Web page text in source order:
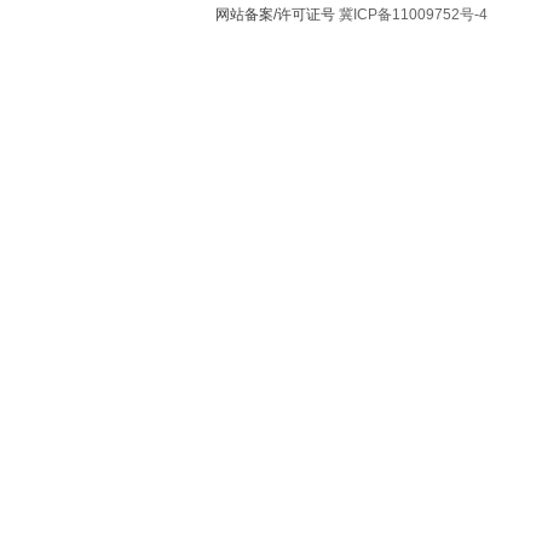
网站备案/许可证号 冀ICP备11009752号-4